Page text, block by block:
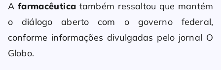
A farmacêutica também ressaltou que mantém
o diálogo aberto com o governo federal,
conforme informações divulgadas pelo jornal O
Globo.